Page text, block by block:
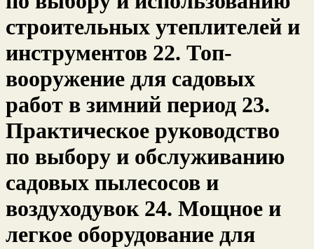
строительных утеплителей и
инструментов 22. Топ-
вооружение для садовых
работ в зимний период 23.
Практическое руководство
по выбору и обслуживанию
садовых пылесосов и
воздуходувок 24. Мощное и
легкое оборудование для